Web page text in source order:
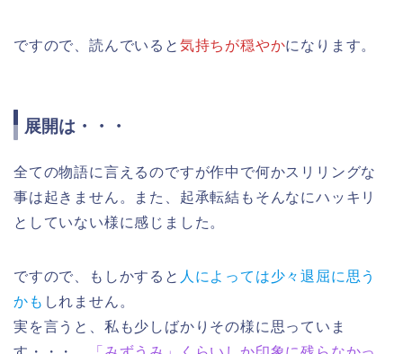
ですので、読んでいると 気持ちが穏やかになります。
展開は・・・
全ての物語に言えるのですが作中で何かスリリングな
事は起きません。また、起承転結もそんなにハッキリ
としていない様に感じました。
ですので、もしかすると 人によっては少々退屈に思う
かも しれません。
実を言うと、私も少しばかりその様に思っていま